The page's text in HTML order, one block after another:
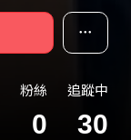
粉絲
0
追蹤中
30